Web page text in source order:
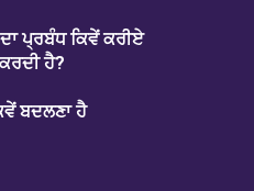
ਪ੍ਰਬੰਧ ਕਿਵੇਂ ਕਰੀਏ
ਹੈ?
ਬਦਲਣਾ ਹੈ